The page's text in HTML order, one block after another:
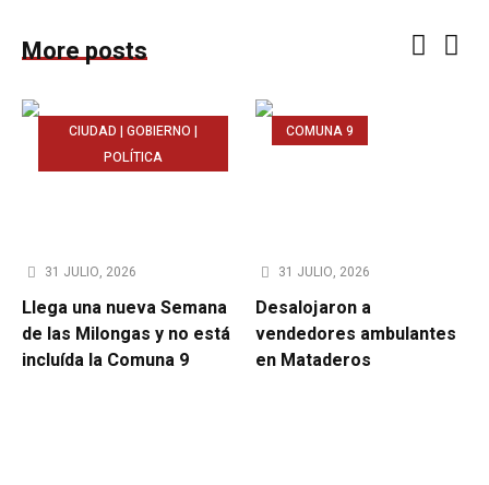
More posts
CIUDAD | GOBIERNO |
POLÍTICA
31 JULIO, 2026
Llega una nueva Semana
de las Milongas y no está
incluída la Comuna 9
COMUNA 9
31 JULIO, 2026
Desalojaron a
vendedores ambulantes
en Mataderos